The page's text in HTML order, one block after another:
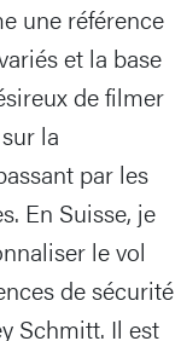
une référence
et la base
de filmer
la
par les
En Suisse, je
le vol
de sécurité
Schmitt. Il est